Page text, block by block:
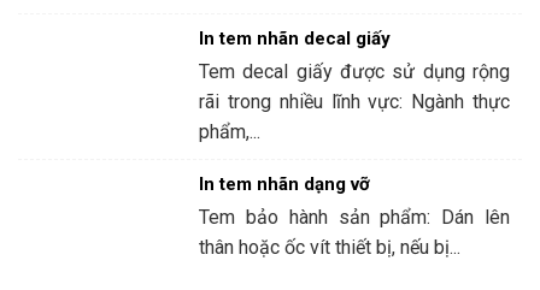
In tem nhãn decal giấy
Tem decal giấy được sử dụng rộng
rãi trong nhiều lĩnh vực: Ngành thực
phẩm,...
In tem nhãn dạng vỡ
Tem bảo hành sản phẩm: Dán lên
thân hoặc ốc vít thiết bị, nếu bị...